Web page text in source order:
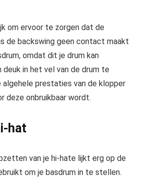
om ervoor te zorgen dat de
de backswing geen contact maakt
omdat dit je drum kan
deuk in het vel van de drum te
algehele prestaties van de klopper
deze onbruikbaar wordt.
hat
van je hi-hate lijkt erg op de
om je basdrum in te stellen.